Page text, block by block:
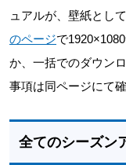
ュアルが、壁紙とし
のページで
か、一括でのダウン
事項は同ページにて
全てのシーズン